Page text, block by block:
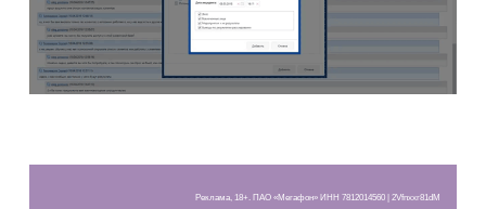
Реклама, 18+. ПАО «Мегафон» ИНН 7812014560 | 2Vfnxxr81dM